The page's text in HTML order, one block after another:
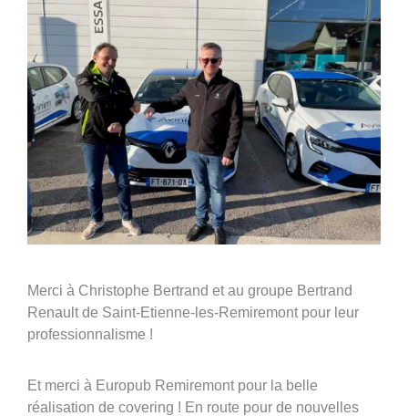
Merci à Christophe Bertrand et au groupe Bertrand
Renault de Saint-Etienne-les-Remiremont pour leur
professionnalisme !
Et merci à Europub Remiremont pour la belle
réalisation de covering ! En route pour de nouvelles